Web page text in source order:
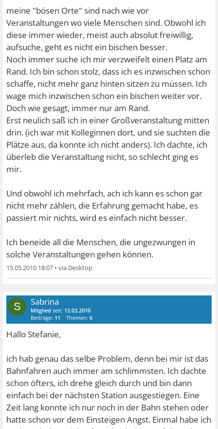
meine "bösen Orte" sind nach wie vor
Veranstaltungen wo viele Menschen sind. Obwohl ich
diese immer wieder, meist auch absolut freiwillig,
aufsuche, geht es nicht ein bischen besser.
Noch immer suche ich mir verzweifelt einen Platz am
Rand. Ich bin schon stolz, dass ich es inzwischen schon
schaffe, nicht mehr ganz hinten sitzen zu müssen. Ich
wage mich inzwischen schon ein bischen weiter vor.
Doch wie gesagt, immer nur am Rand.
Erst neulich saß ich in einer Großveranstaltung mitten
drin. (ich war mit Kolleginnen dort, und sie suchten die
Plätze aus, da konnte ich nicht anders). Ich dachte, ich
überleb die Veranstaltung nicht, so schlecht ging es
mir.
Und obwohl ich mehrfach, ach ich kann es schon gar
nicht mehr zählen, die Erfahrung gemacht habe, es
passiert mir nichts, wird es einfach nicht besser.
Ich beneide all die Menschen, die ungezwungen in
solche Veranstaltungen gehen können.
15.05.2010 18:07 •
S Sabrina
Mitglied seit: 12.03.2010
Beiträge: 11 Themen:6
Hallo Stefanie,
ich hab genau das selbe Problem, denn bei mir ist das
Bahnfahren auch immer am schlimmsten. Ich dachte
schon öfters, ich drehe gleich durch und bin dann
einfach bei der nächsten Station ausgestiegen. Eine
Zeit lang konnte ich nur noch in der Bahn stehen oder
hatte schon vor dem Einsteigen Angst. Einmal habe ich